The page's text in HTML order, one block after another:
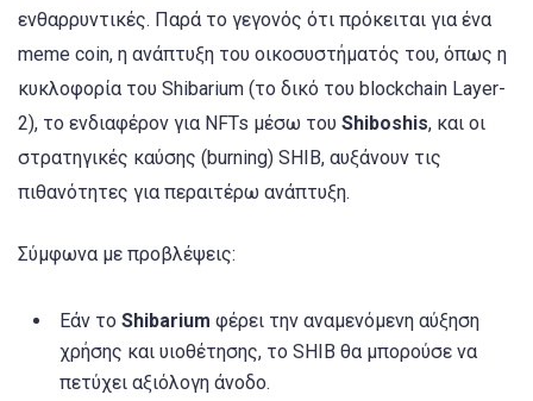
ενθαρρυντικές. Παρά το γεγονός ότι πρόκειται για ένα
meme coin, η ανάπτυξη του οικοσυστήματός του, όπως η
κυκλοφορία του Shibarium (το δικό του blockchain Layer-
2), το ενδιαφέρον για NFTs μέσω του Shiboshis, και οι
στρατηγικές καύσης (burning) SHIB, αυξάνουν τις
πιθανότητες για περαιτέρω ανάπτυξη.
Σύμφωνα με προβλέψεις:
Εάν το Shibarium φέρει την αναμενόμενη αύξηση
χρήσης και υιοθέτησης, το SHIB θα μπορούσε να
πετύχει αξιόλογη άνοδο.